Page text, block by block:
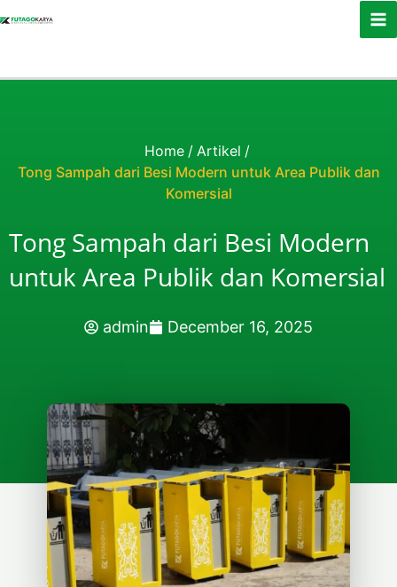
Home / Artikel /
Tong Sampah dari Besi Modern untuk Area Publik dan
Komersial
Tong Sampah dari Besi Modern
untuk Area Publik dan Komersial
admin December 16, 2025